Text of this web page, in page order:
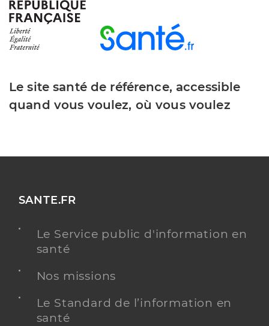
Le site santé de référence, accessible
quand vous voulez, où vous voulez
SANTE.FR
Le Service public d'information en
santé
Nos missions
Le Standard de l’information en
santé